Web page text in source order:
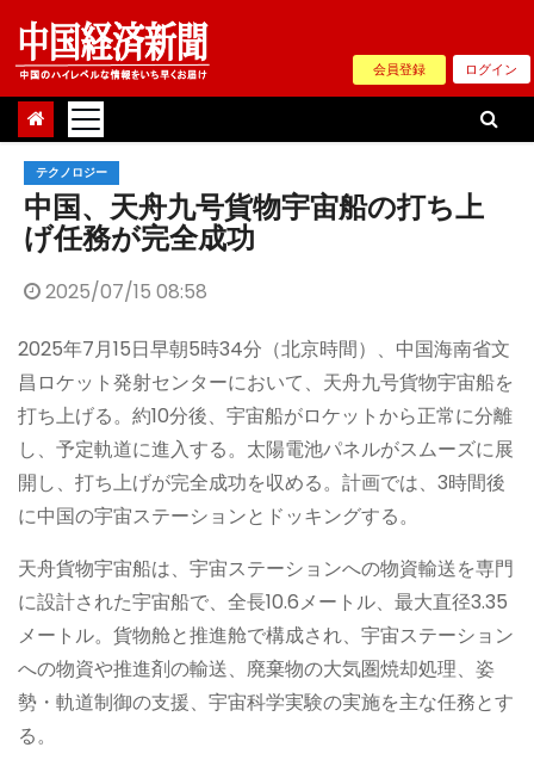
Skip
content
会員登録 ログイン
テクノロジー
中国、天舟九号貨物宇宙船の打ち上
げ任務が完全成功
2025/07/15 08:58
2025年7月15日早朝5時34分（北京時間）、中国海南省文
昌ロケット発射センターにおいて、天舟九号貨物宇宙船を
打ち上げる。約10分後、宇宙船がロケットから正常に分離
し、予定軌道に進入する。太陽電池パネルがスムーズに展
開し、打ち上げが完全成功を収める。計画では、3時間後
に中国の宇宙ステーションとドッキングする。
天舟貨物宇宙船は、宇宙ステーションへの物資輸送を専門
に設計された宇宙船で、全長10.6メートル、最大直径3.35
メートル。貨物舱と推進舱で構成され、宇宙ステーション
への物資や推進剤の輸送、廃棄物の大気圏焼却処理、姿
勢・軌道制御の支援、宇宙科学実験の実施を主な任務とす
る。